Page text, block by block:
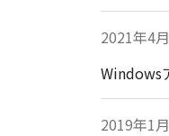
2021年4
Windows
2019年1